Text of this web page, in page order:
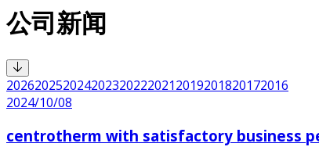
公司新闻
2026202520242023202220212019201820172016
2024/10/08
centrotherm with satisfactory business